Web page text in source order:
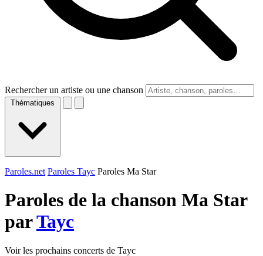
Rechercher un artiste ou une chanson
Thématiques
Paroles.net Paroles Tayc Paroles Ma Star
Paroles de la chanson Ma Star
parTayc
Voir les prochains concerts de Tayc